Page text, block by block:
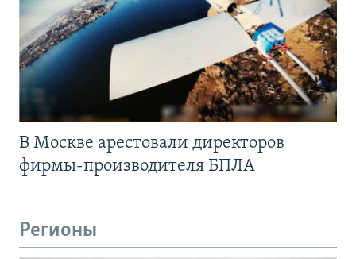
В Москве арестовали директоров
фирмы-производителя БПЛА
Регионы